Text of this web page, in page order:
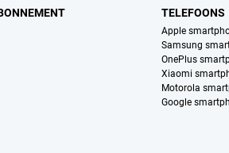
TELEFOONS
Apple
Samsung
OnePlus
Xiaomi
Motorola
Google